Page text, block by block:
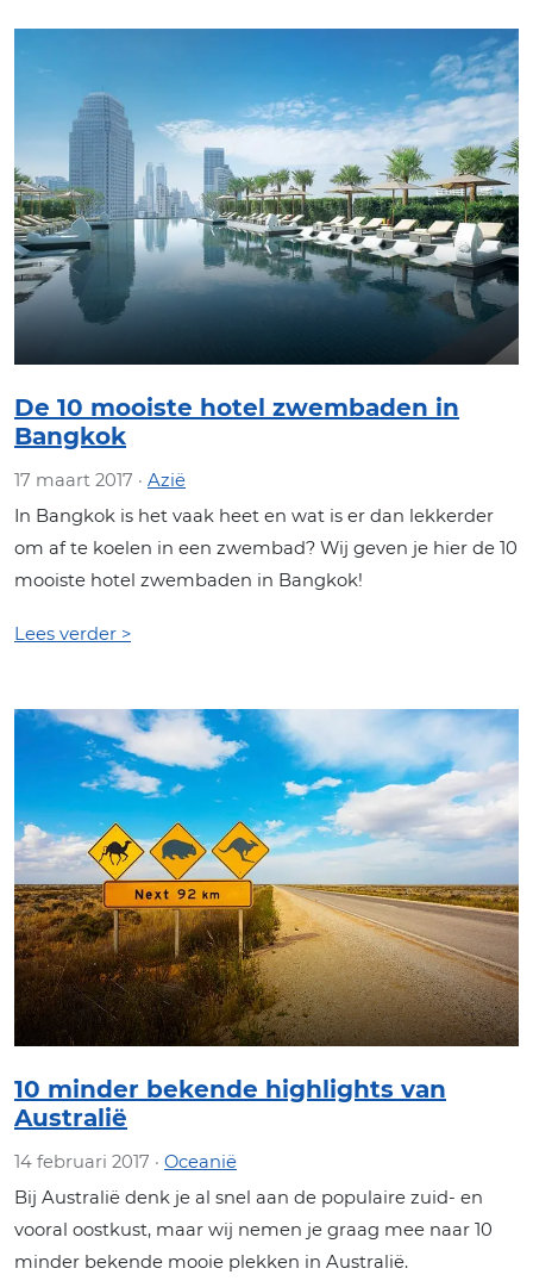
De 10 mooiste hotel zwembaden in
Bangkok
17 maart 2017 · Azië
In Bangkok is het vaak heet en wat is er dan lekkerder
om af te koelen in een zwembad? Wij geven je hier de 10
mooiste hotel zwembaden in Bangkok!
Lees verder >
10 minder bekende highlights van
Australië
14 februari 2017 · Oceanië
Bij Australië denk je al snel aan de populaire zuid- en
vooral oostkust, maar wij nemen je graag mee naar 10
minder bekende mooie plekken in Australië.